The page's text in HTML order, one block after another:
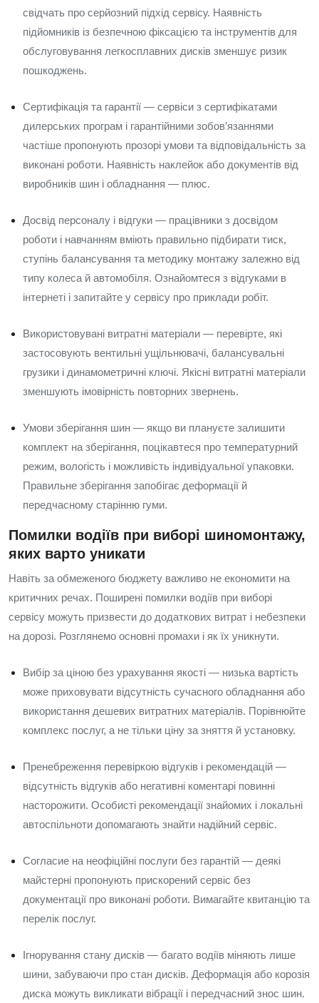
свідчать про серйозний підхід сервісу. Наявність
підйомників із безпечною фіксацією та інструментів для
обслуговування легкосплавних дисків зменшує ризик
пошкоджень.
Сертифікація та гарантії — сервіси з сертифікатами
дилерських програм і гарантійними зобов’язаннями
частіше пропонують прозорі умови та відповідальність за
виконані роботи. Наявність наклейок або документів від
виробників шин і обладнання — плюс.
Досвід персоналу і відгуки — працівники з досвідом
роботи і навчанням вміють правильно підбирати тиск,
ступінь балансування та методику монтажу залежно від
типу колеса й автомобіля. Ознайомтеся з відгуками в
інтернеті і запитайте у сервісу про приклади робіт.
Використовувані витратні матеріали — перевірте, які
застосовують вентильні ущільнювачі, балансувальні
грузики і динамометричні ключі. Якісні витратні матеріали
зменшують імовірність повторних звернень.
Умови зберігання шин — якщо ви плануєте залишити
комплект на зберігання, поцікавтеся про температурний
режим, вологість і можливість індивідуальної упаковки.
Правильне зберігання запобігає деформації й
передчасному старінню гуми.
Помилки водіїв при виборі шиномонтажу,
яких варто уникати
Навіть за обмеженого бюджету важливо не економити на
критичних речах. Поширені помилки водіїв при виборі
сервісу можуть призвести до додаткових витрат і небезпеки
на дорозі. Розглянемо основні промахи і як їх уникнути.
Вибір за ціною без урахування якості — низька вартість
може приховувати відсутність сучасного обладнання або
використання дешевих витратних матеріалів. Порівнюйте
комплекс послуг, а не тільки ціну за зняття й установку.
Пренебреження перевіркою відгуків і рекомендацій —
відсутність відгуків або негативні коментарі повинні
насторожити. Особисті рекомендації знайомих і локальні
автоспільноти допомагають знайти надійний сервіс.
Согласие на неофіційні послуги без гарантій — деякі
майстерні пропонують прискорений сервіс без
документації про виконані роботи. Вимагайте квитанцію та
перелік послуг.
Ігнорування стану дисків — багато водіїв міняють лише
шини, забуваючи про стан дисків. Деформація або корозія
диска можуть викликати вібрації і передчасний знос шин.